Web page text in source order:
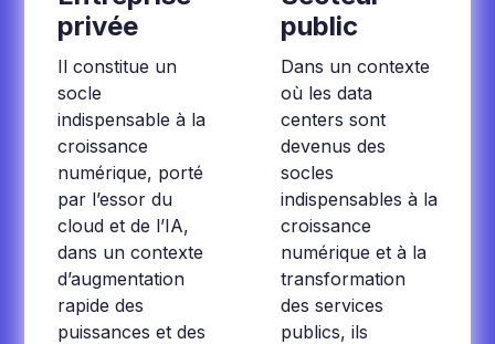
privée
Il constitue un
socle
indispensable à la
croissance
numérique, porté
par l’essor du
cloud et de l’IA,
dans un contexte
d’augmentation
rapide des
puissances et des
public
Dans un contexte
où les data
centers sont
devenus des
socles
indispensables à la
croissance
numérique et à la
transformation
des services
publics, ils